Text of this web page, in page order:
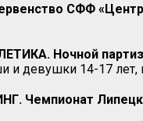
СФФ
Ночной
и девушки 14-17 лет,
Чемпионат